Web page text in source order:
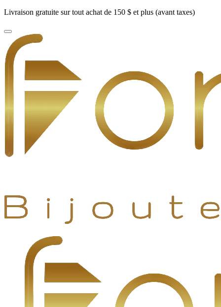
Livraison gratuite sur tout achat de 150 $ et plus (avant taxes)